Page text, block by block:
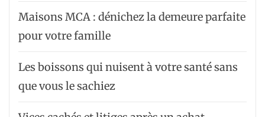
Maisons MCA : dénichez la demeure parfaite
pour votre famille
Les boissons qui nuisent à votre santé sans
que vous le sachiez